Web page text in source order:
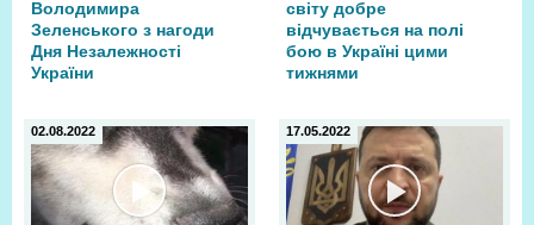
Володимира
Зеленського з нагоди
Дня Незалежності
України
світу добре
відчувається на полі
бою в Україні цими
тижнями
02.08.2022 17.05.2022